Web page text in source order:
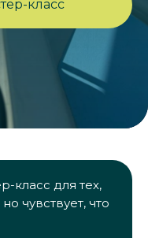
класс
класс для тех,
чувствует, что